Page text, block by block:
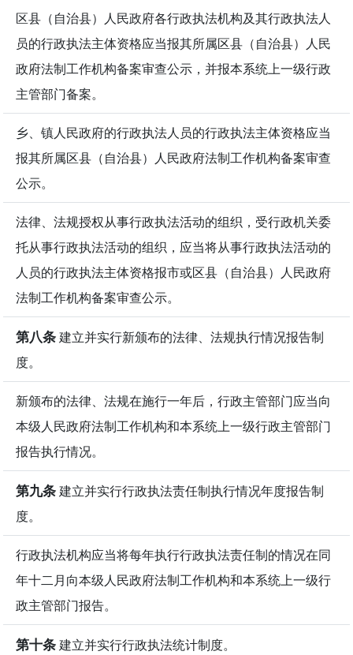
区县（自治县）人民政府各行政执法机构及其行政执法人
员的行政执法主体资格应当报其所属区县（自治县）人民
政府法制工作机构备案审查公示，并报本系统上一级行政
主管部门备案。
乡、镇人民政府的行政执法人员的行政执法主体资格应当
报其所属区县（自治县）人民政府法制工作机构备案审查
公示。
法律、法规授权从事行政执法活动的组织，受行政机关委
托从事行政执法活动的组织，应当将从事行政执法活动的
人员的行政执法主体资格报市或区县（自治县）人民政府
法制工作机构备案审查公示。
第八条建立并实行新颁布的法律、法规执行情况报告制
度。
新颁布的法律、法规在施行一年后，行政主管部门应当向
本级人民政府法制工作机构和本系统上一级行政主管部门
报告执行情况。
第九条建立并实行行政执法责任制执行情况年度报告制
度。
行政执法机构应当将每年执行行政执法责任制的情况在同
年十二月向本级人民政府法制工作机构和本系统上一级行
政主管部门报告。
第十条建立并实行行政执法统计制度。